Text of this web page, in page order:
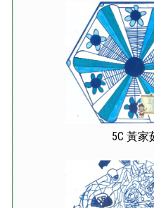
5C 黃家